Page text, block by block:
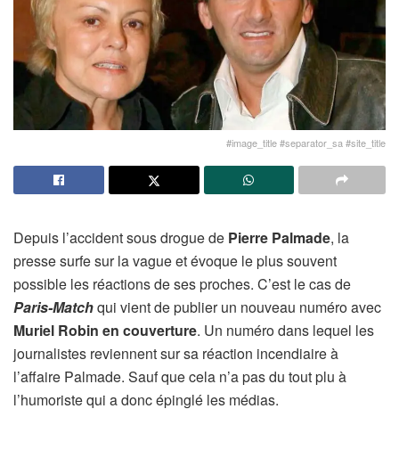
#image_title #separator_sa #site_title
Depuis l’accident sous drogue de Pierre Palmade, la
presse surfe sur la vague et évoque le plus souvent
possible les réactions de ses proches. C’est le cas de
Paris-Matchqui vient de publier un nouveau numéro avec
Muriel Robin en couverture. Un numéro dans lequel les
journalistes reviennent sur sa réaction incendiaire à
l’affaire Palmade. Sauf que cela n’a pas du tout plu à
l’humoriste qui a donc épinglé les médias.